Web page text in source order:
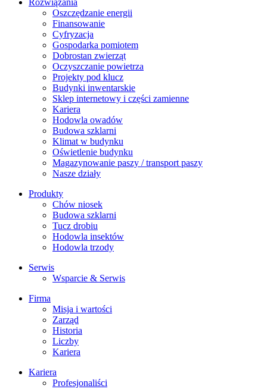
Rozwiązania
​Oszczędzanie energii
Finansowanie
Cyfryzacja
Gospodarka pomiotem
Dobrostan zwierząt
Oczyszczanie powietrza
Projekty pod klucz
Budynki inwentarskie
Sklep internetowy i części zamienne
Kariera
Hodowla owadów
Budowa szklarni
Klimat w budynku
Oświetlenie budynku
Magazynowanie paszy / transport paszy
Nasze działy
Produkty
Chów niosek
Budowa szklarni
Tucz drobiu
Hodowla insektów
Hodowla trzody
Serwis
Wsparcie & Serwis
Firma
Misja i wartości
Zarząd
Historia
Liczby
Kariera
Kariera
Profesjonaliści